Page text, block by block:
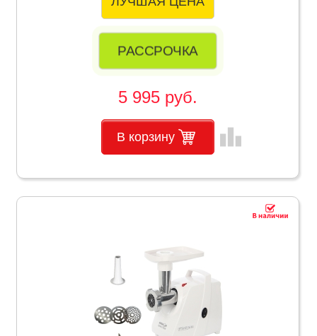
РАССРОЧКА
5 995 руб.
В корзину leaderboard